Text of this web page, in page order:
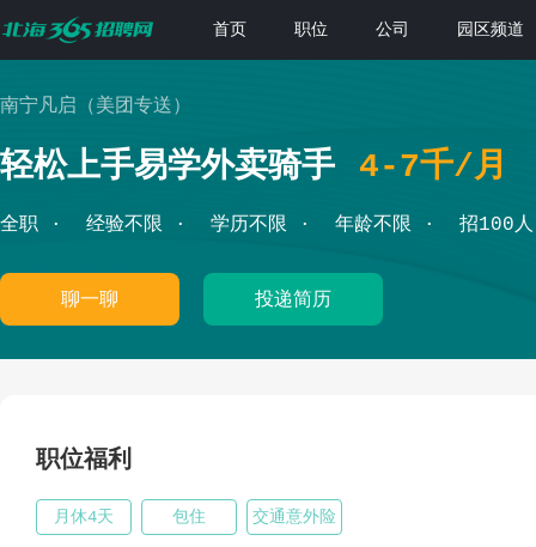
首页 职位 公司 园区频道
南宁凡启（美团专送）
轻松上手易学外卖骑手 4-7千/月
全职 经验不限 学历不限 年龄不限 招100人
聊一聊 投递简历
职位福利
月休4天 包住 交通意外险